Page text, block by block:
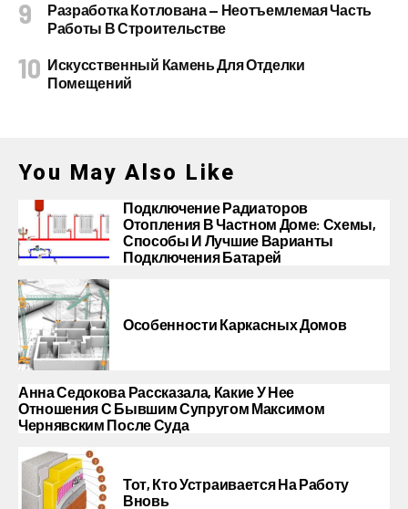
Разработка Котлована — Неотъемлемая Часть
Работы В Строительстве
Искусственный Камень Для Отделки
Помещений
You May Also Like
Подключение Радиаторов
Отопления В Частном Доме: Схемы,
Способы И Лучшие Варианты
Подключения Батарей
Особенности Каркасных Домов
Анна Седокова Рассказала, Какие У Нее
Отношения С Бывшим Супругом Максимом
Чернявским После Суда
Тот, Кто Устраивается На Работу
Вновь